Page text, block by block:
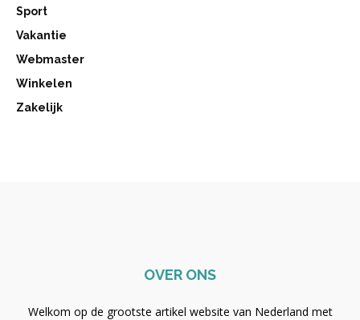
Sport
Vakantie
Webmaster
Winkelen
Zakelijk
OVER ONS
Welkom op de grootste artikel website van Nederland met